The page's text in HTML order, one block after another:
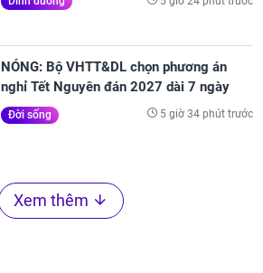
NÓNG: Bộ VHTT&DL chọn phương án
nghỉ Tết Nguyên đán 2027 dài 7 ngày
Đời sống 5 giờ 34 phút trước
Xem thêm